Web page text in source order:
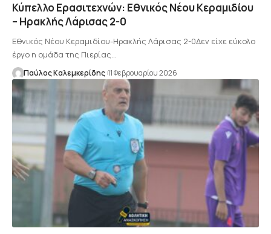
Κύπελλο Ερασιτεχνών: Εθνικός Νέου Κεραμιδίου
– Ηρακλής Λάρισας 2-0
Εθνικός Νέου Κεραμιδίου-Ηρακλής Λάρισας 2-0Δεν είχε εύκολο
έργο η ομάδα της Πιερίας…
Παύλος Καλεμκερίδης 11 Φεβρουαρίου 2026